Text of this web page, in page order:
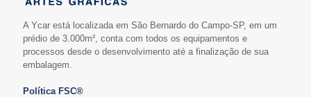
A Ycar está localizada em São Bernardo do Campo-SP, em um
prédio de 3.000m², conta com todos os equipamentos e
processos desde o desenvolvimento até a finalização de sua
embalagem.
Política FSC®